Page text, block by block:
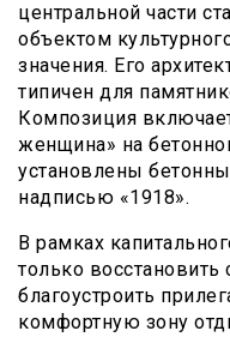
центральной части
объектом
значения. Его
типичен для
Композиция
женщина» на
установлены
надписью «1918».
В рамках
только
благоустроить
комфортную зону